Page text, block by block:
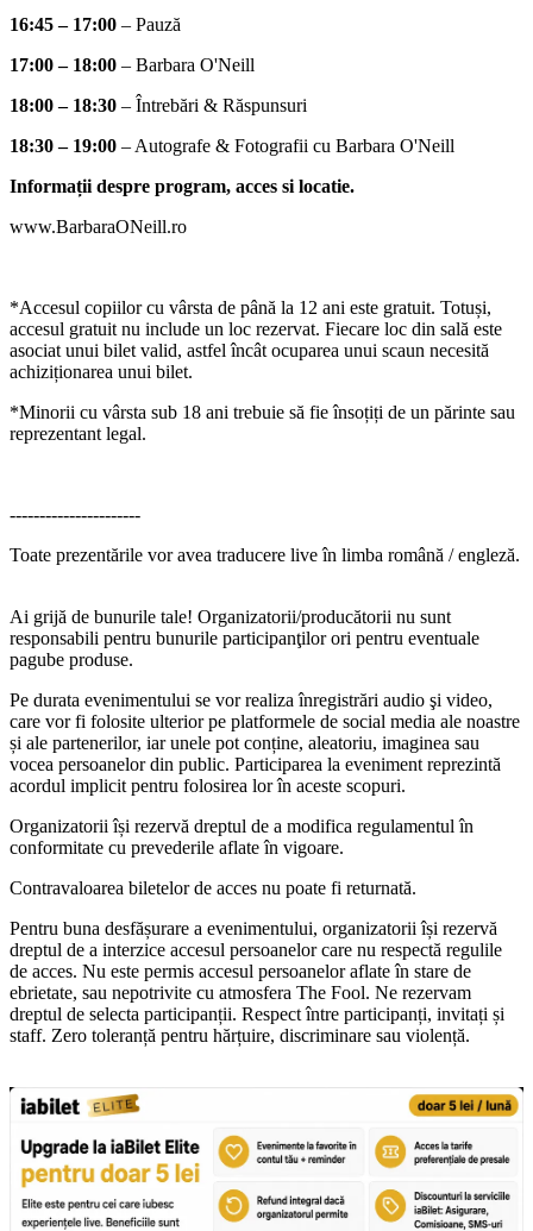
16:45 – 17:00 – Pauză
17:00 – 18:00 – Barbara O'Neill
18:00 – 18:30 – Întrebări & Răspunsuri
18:30 – 19:00 – Autografe & Fotografii cu Barbara O'Neill
Informații despre program, acces si locatie.
www.BarbaraONeill.ro
*Accesul copiilorcu vârsta de până la 12 ani este gratuit. Totuși,
accesul gratuit nu include un loc rezervat. Fiecare loc din sală este
asociat unui bilet valid, astfel încât ocuparea unui scaun necesită
achiziționarea unui bilet.
*Minorii cu vârsta sub 18 ani trebuie să fie însoțiți de un părinte sau
reprezentant legal.
----------------------
Toate prezentările vor avea traducere live în limba română / engleză.
Ai grijă de bunurile tale! Organizatorii/producătorii nu sunt
responsabili pentru bunurile participanţilor ori pentru eventuale
pagube produse.
Pe durata evenimentului se vor realiza înregistrări audio şi video,
care vor fi folosite ulterior pe platformele de social media ale noastre
și ale partenerilor, iar unele pot conține, aleatoriu, imaginea sau
vocea persoanelor din public. Participarea la eveniment reprezintă
acordul implicit pentru folosirea lor în aceste scopuri.
Organizatorii își rezervă dreptul de a modifica regulamentul în
conformitate cu prevederile aflate în vigoare.
Contravaloarea biletelor de acces nu poate fi returnată.
Pentru buna desfășurare a evenimentului, organizatorii își rezervă
dreptul de a interzice accesul persoanelor care nu respectă regulile
de acces. Nu este permis accesul persoanelor aflate în stare de
ebrietate, sau nepotrivite cu atmosfera The Fool. Ne rezervam
dreptul de selecta participanții. Respect între participanți, invitați și
staff. Zero toleranță pentru hărțuire, discriminare sau violență.